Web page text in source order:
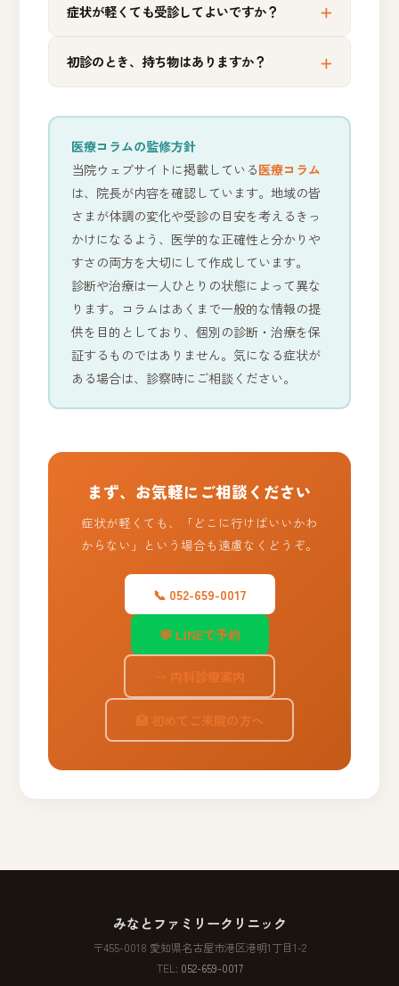
症状が軽くても受診してよいですか？
初診のとき、持ち物はありますか？
医療コラムの監修方針
当院ウェブサイトに掲載している医療コラム
は、院長が内容を確認しています。地域の皆
さまが体調の変化や受診の目安を考えるきっ
かけになるよう、医学的な正確性と分かりや
すさの両方を大切にして作成しています。
診断や治療は一人ひとりの状態によって異な
ります。コラムはあくまで一般的な情報の提
供を目的としており、個別の診断・治療を保
証するものではありません。気になる症状が
ある場合は、診察時にご相談ください。
まず、お気軽にご相談ください
症状が軽くても、「どこに行けばいいかわ
からない」という場合も遠慮なくどうぞ。
📞 052-659-0017
💬 LINEで予約
→ 内科診療案内
🏥 初めてご来院の方へ
みなとファミリークリニック
〒455-0018 愛知県名古屋市港区港明1丁目1-2
TEL: 052-659-0017